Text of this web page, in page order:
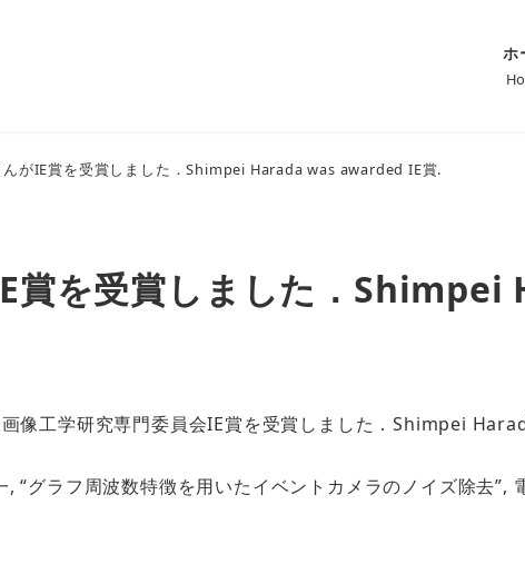
ホ
んがIE賞を受賞しました．Shimpei Harada was awarded IE賞.
賞を受賞しました．
像工学研究専門委員会IE賞を受賞しました．Shimpei
, “グラフ周波数特徴を用いたイベントカメラのノイズ除去